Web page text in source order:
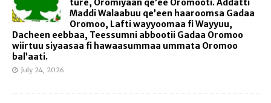
ture, Oromiyaan qe’ee Oromooti. Addatti
Maddi Walaabuu qe’een haaroomsa Gadaa
Oromoo, Lafti wayyoomaa fi Wayyuu,
Dacheen eebbaa, Teessumni abbootii Gadaa Oromoo
wiirtuu siyaasaa fi hawaasummaa ummata Oromoo
bal’aati.
July 24, 2026